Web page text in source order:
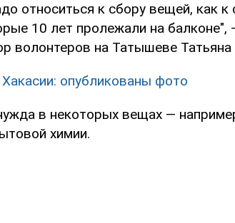
относиться к сбору вещей, как к
10 лет пролежали на балконе",
волонтеров на Татышеве
опубликованы фото
в некоторых вещах —
химии.